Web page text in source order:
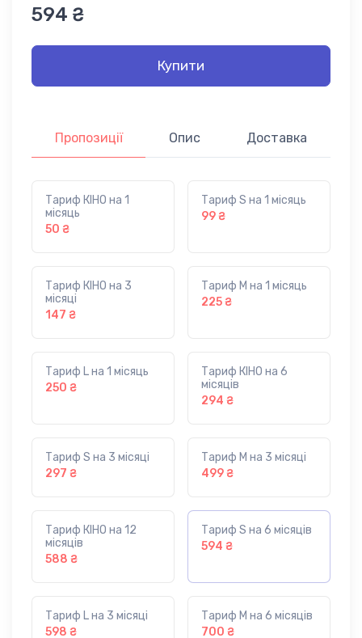
594 ₴
Купити
Пропозиції Опис Доставка
Тариф КІНО на 1
місяць
50 ₴
Тариф S на 1 місяць
99 ₴
Тариф КІНО на 3
місяці
147 ₴
Тариф M на 1 місяць
225 ₴
Тариф L на 1 місяць
250 ₴
Тариф КІНО на 6
місяців
294 ₴
Тариф S на 3 місяці
297 ₴
Тариф M на 3 місяці
499 ₴
Тариф КІНО на 12
місяців
588 ₴
Тариф S на 6 місяців
594 ₴
Тариф L на 3 місяці
598 ₴
Тариф M на 6 місяців
700 ₴